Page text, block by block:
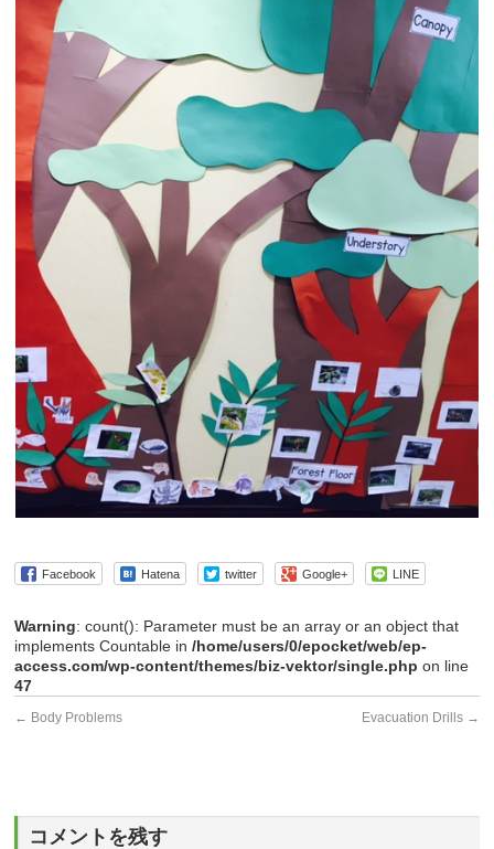
Facebook Hatena twitter Google+ LINE
Warning: count(): Parameter must be an array or an object that
implements Countable in/home/users/0/epocket/web/ep-
access.com/wp-content/themes/biz-vektor/single.php on line
47
← Body Problems Evacuation Drills →
コメントを残す